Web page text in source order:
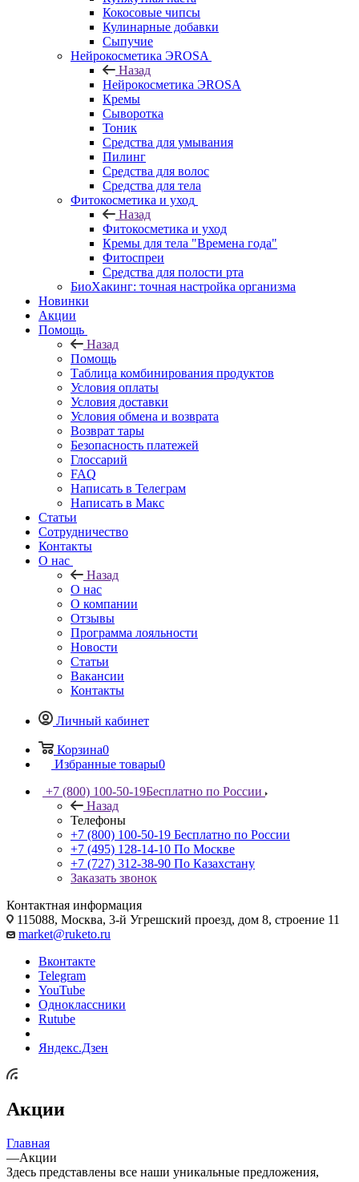
Кокосовые чипсы
Кулинарные добавки
Сыпучие
Нейрокосметика ЭROSA
Назад
Нейрокосметика ЭROSA
Кремы
Сыворотка
Тоник
Средства для умывания
Пилинг
Средства для волос
Средства для тела
Фитокосметика и уход
Назад
Фитокосметика и уход
Кремы для тела "Времена года"
Фитоспреи
Средства для полости рта
БиоХакинг: точная настройка организма
Новинки
Акции
Помощь
Назад
Помощь
Таблица комбинирования продуктов
Условия оплаты
Условия доставки
Условия обмена и возврата
Возврат тары
Безопасность платежей
Глоссарий
FAQ
Написать в Телеграм
Написать в Макс
Статьи
Сотрудничество
Контакты
О нас
Назад
О нас
О компании
Отзывы
Программа лояльности
Новости
Статьи
Вакансии
Контакты
Личный кабинет
Корзина0
Избранные товары0
+7 (800) 100-50-19Бесплатно по России
Назад
Телефоны
+7 (800) 100-50-19 Бесплатно по России
+7 (495) 128-14-10 По Москве
+7 (727) 312-38-90 По Казахстану
Заказать звонок
Контактная информация
115088, Москва, 3-й Угрешский проезд, дом 8, строение 11
market@ruketo.ru
Вконтакте
Telegram
YouTube
Одноклассники
Rutube
Яндекс.Дзен
Акции
Главная
—Акции
Здесь представлены все наши уникальные предложения,